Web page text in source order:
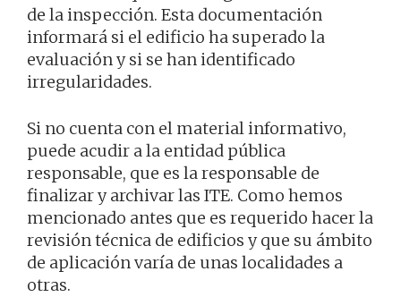
de la inspección. Esta documentación
informará si el edificio ha superado la
evaluación y si se han identificado
irregularidades.
Si no cuenta con el material informativo,
puede acudir a la entidad pública
responsable, que es la responsable de
finalizar y archivar las ITE. Como hemos
mencionado antes que es requerido hacer la
revisión técnica de edificios y que su ámbito
de aplicación varía de unas localidades a
otras.